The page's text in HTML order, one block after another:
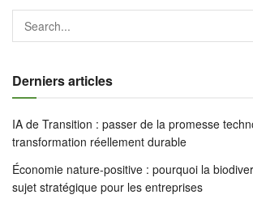
Derniers articles
IA de Transition : passer de la promesse
transformation réellement durable
Économie nature-positive : pourquoi la
sujet stratégique pour les entreprises